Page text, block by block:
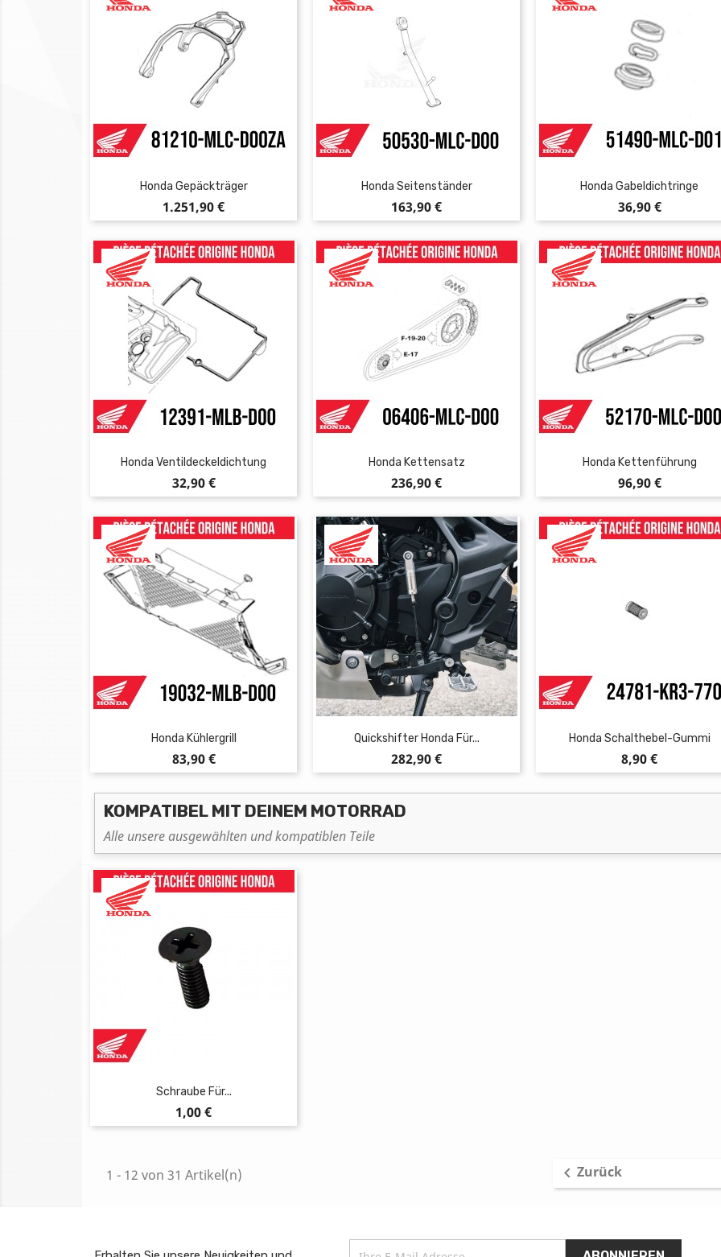
Honda Gepäckträger
Preis
1.251,90 €
Honda Seitenständer
Preis
163,90 €
Honda Gabeldichtringe
Preis
36,90 €
Honda Ventildeckeldichtung
Preis
32,90 €
Honda Kettensatz
Preis
236,90 €
Honda Kettenführung
Preis
96,90 €
Honda Kühlergrill
Preis
83,90 €
Quickshifter Honda Für...
Preis
282,90 €
Honda Schalthebel-Gummi
Preis
8,90 €
KOMPATIBEL MIT DEINEM MOTORRAD
Alle unsere ausgewählten und kompatiblen Teile
Schraube Für...
Preis
1,00 €
1 - 12 von 31 Artikel(n)  Zurück